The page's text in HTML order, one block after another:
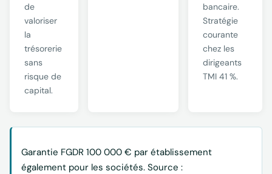
de
valoriser
la
trésorerie
sans
risque de
capital.
bancaire.
Stratégie
courante
chez les
dirigeants
TMI 41 %.
Garantie FGDR 100 000 € par établissement
également pour les sociétés. Source :